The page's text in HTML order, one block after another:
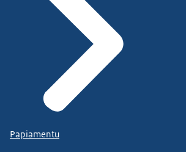
Papiamentu